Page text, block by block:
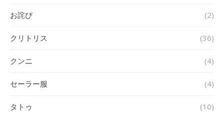
お詫び (2)
クリトリス (36)
クンニ (4)
セーラー服 (4)
タトゥ (10)